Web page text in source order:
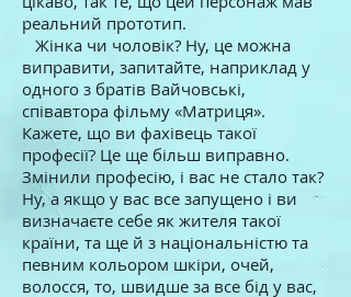
реальний прототип.
Жінка чи чоловік? Ну, це можна
виправити, запитайте, наприклад у
одного з братів Вайчовські,
співавтора фільму «Матриця».
Кажете, що ви фахівець такої
професії? Це ще більш виправно.
Змінили професію, і вас не стало так?
Ну, а якщо у вас все запущено і ви
визначаєте себе як жителя такої
країни, та ще й з національністю та
певним кольором шкіри, очей,
волосся, то, швидше за все бід у вас,